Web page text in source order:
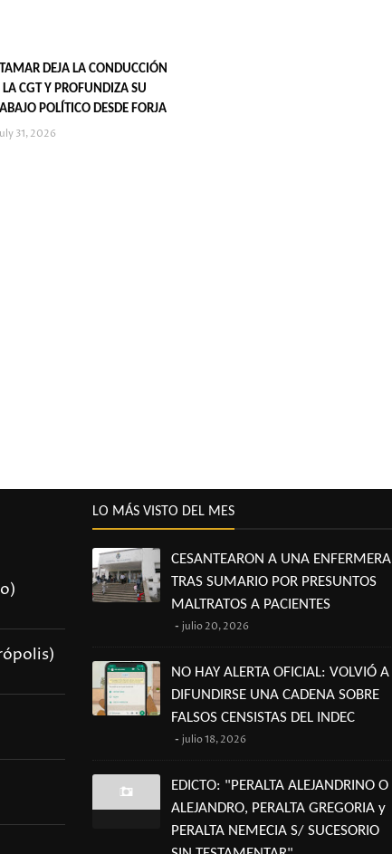
DEJA LA CONDUCCIÓN
LA CGT Y PROFUNDIZA SU
POLÍTICO DESDE FORJA
31, 2026
LO MÁS VISTO DEL MES
CESANTEARON A UNA ENFERMERA
TRAS SUMARIO POR PRESUNTOS
MALTRATOS A PACIENTES
julio 20, 2026
NO HAY ALERTA OFICIAL: VOLVIÓ A
DIFUNDIRSE UNA CADENA SOBRE
FALSOS CENSISTAS DEL INDEC
julio 18, 2026
EDICTO: "PERALTA ALEJANDRINO O
ALEJANDRO, PERALTA GREGORIA y
PERALTA NEMECIA S/ SUCESORIO